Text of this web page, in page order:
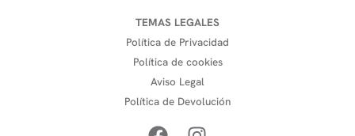
TEMAS LEGALES
Política de Privacidad
Política de cookies
Aviso Legal
Política de Devolución